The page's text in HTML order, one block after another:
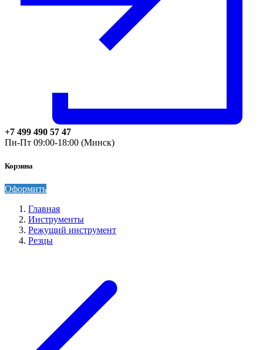
+7 499 490 57 47
Пн-Пт 09:00-18:00 (Минск)
Корзина
Оформить
Главная
Инструменты
Режущий инструмент
Резцы